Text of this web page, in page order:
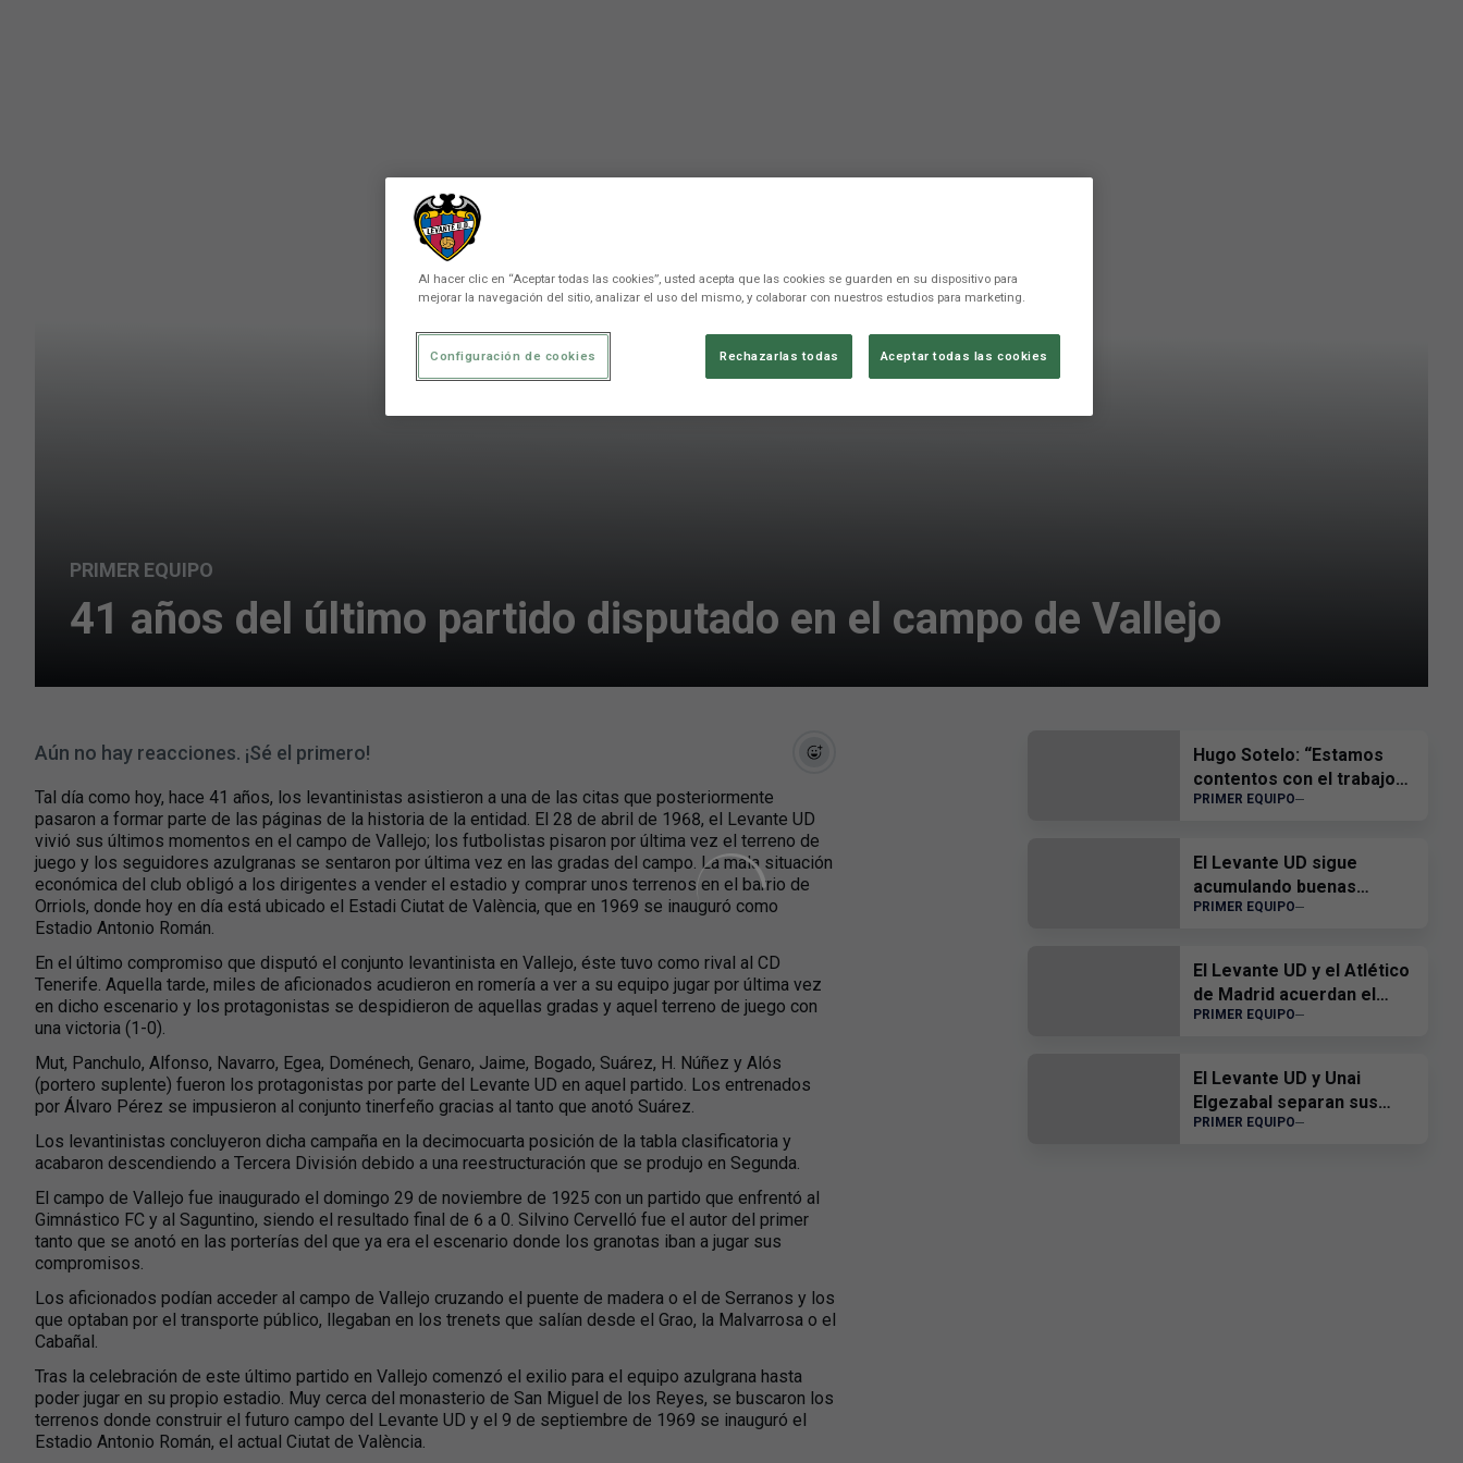
PRIMER EQUIPO
41 años del último partido disputado en el campo de Vallejo
Aún no hay reacciones. ¡Sé el primero!
Tal día como hoy, hace 41 años, los levantinistas asistieron a una de las citas que posteriormente
pasaron a formar parte de las páginas de la historia de la entidad. El 28 de abril de 1968, el Levante UD
vivió sus últimos momentos en el campo de Vallejo; los futbolistas pisaron por última vez el terreno de
juego y los seguidores azulgranas se sentaron por última vez en las gradas del campo. La mala situación
económica del club obligó a los dirigentes a vender el estadio y comprar unos terrenos en el barrio de
Orriols, donde hoy en día está ubicado el Estadi Ciutat de València, que en 1969 se inauguró como
Estadio Antonio Román.
En el último compromiso que disputó el conjunto levantinista en Vallejo, éste tuvo como rival al CD
Tenerife. Aquella tarde, miles de aficionados acudieron en romería a ver a su equipo jugar por última vez
en dicho escenario y los protagonistas se despidieron de aquellas gradas y aquel terreno de juego con
una victoria (1-0).
Mut, Panchulo, Alfonso, Navarro, Egea, Doménech, Genaro, Jaime, Bogado, Suárez, H. Núñez y Alós
(portero suplente) fueron los protagonistas por parte del Levante UD en aquel partido. Los entrenados
por Álvaro Pérez se impusieron al conjunto tinerfeño gracias al tanto que anotó Suárez.
Los levantinistas concluyeron dicha campaña en la decimocuarta posición de la tabla clasificatoria y
acabaron descendiendo a Tercera División debido a una reestructuración que se produjo en Segunda.
El campo de Vallejo fue inaugurado el domingo 29 de noviembre de 1925 con un partido que enfrentó al
Gimnástico FC y al Saguntino, siendo el resultado final de 6 a 0. Silvino Cervelló fue el autor del primer
tanto que se anotó en las porterías del que ya era el escenario donde los granotas iban a jugar sus
compromisos.
Los aficionados podían acceder al campo de Vallejo cruzando el puente de madera o el de Serranos y los
que optaban por el transporte público, llegaban en los trenets que salían desde el Grao, la Malvarrosa o el
Cabañal.
Tras la celebración de este último partido en Vallejo comenzó el exilio para el equipo azulgrana hasta
poder jugar en su propio estadio. Muy cerca del monasterio de San Miguel de los Reyes, se buscaron los
terrenos donde construir el futuro campo del Levante UD y el 9 de septiembre de 1969 se inauguró el
Estadio Antonio Román, el actual Ciutat de València.
Hugo Sotelo: “Estamos
contentos con el trabajo
del equipo”
PRIMER EQUIPO
El Levante UD sigue
acumulando buenas
sensaciones
PRIMER EQUIPO
El Levante UD y el Atlético
de Madrid acuerdan el
traspaso de Edgar Alcañiz
PRIMER EQUIPO
El Levante UD y Unai
Elgezabal separan sus
caminos
PRIMER EQUIPO
Al hacer clic en “Aceptar todas las cookies”, usted acepta que las cookies se guarden en su dispositivo para
mejorar la navegación del sitio, analizar el uso del mismo, y colaborar con nuestros estudios para marketing.
Rechazarlas todas Aceptar todas las cookies
Configuración de cookies